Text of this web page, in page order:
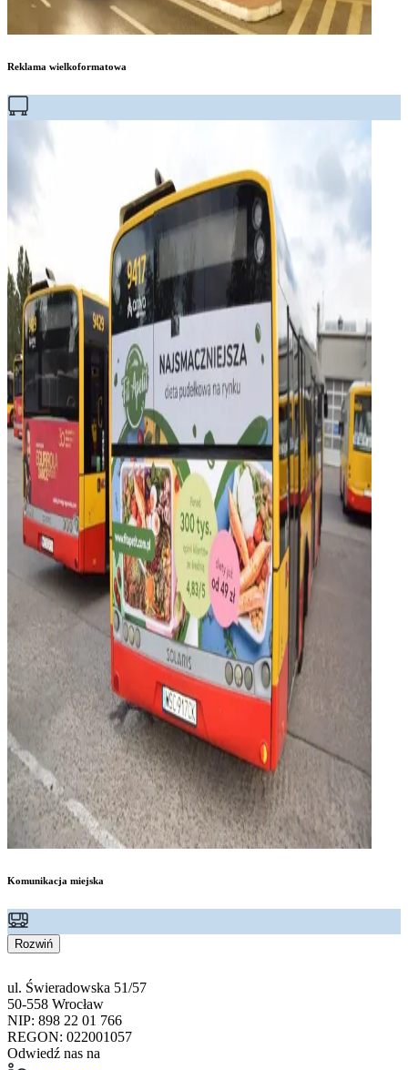
Reklama wielkoformatowa
Komunikacja miejska
Rozwiń
ul. Świeradowska 51/57
50-558 Wrocław
NIP: 898 22 01 766
REGON: 022001057
Odwiedź nas na